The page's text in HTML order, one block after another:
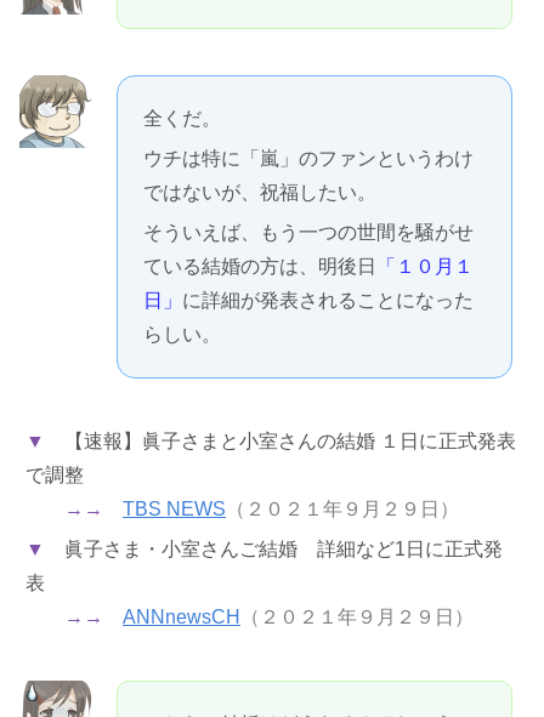
全くだ。
ウチは特に「嵐」のファンというわけ
ではないが、祝福したい。
そういえば、もう一つの世間を騒がせ
ている結婚の方は、明後日
「１０月１
日」 に詳細が発表されることになった
らしい。
▼
【速報】眞子さまと小室さんの結婚 １日に正式発表
で調整
→→
TBS NEWS （２０２１年９月２９日）
▼
眞子さま・小室さんご結婚 詳細など1日に正式発
表
→→
ANNnewsCH （２０２１年９月２９日）